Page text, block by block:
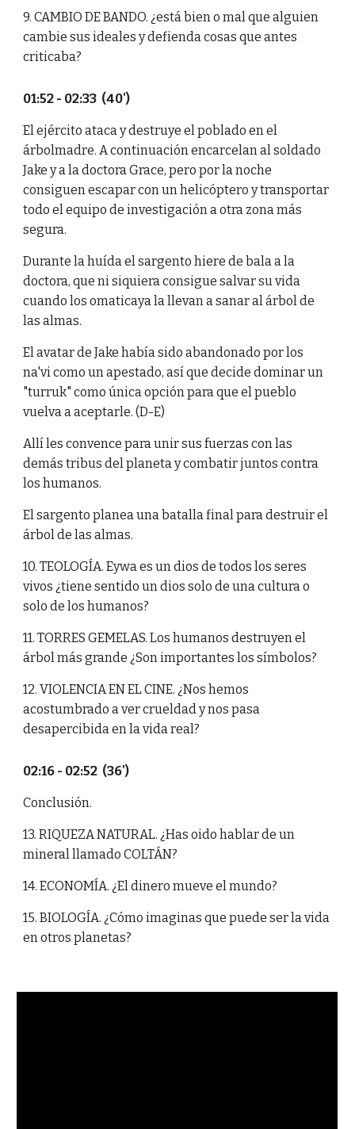
9. CAMBIO DE BANDO. ¿está bien o mal que alguien
cambie sus ideales y defienda cosas que antes
criticaba?
01:52 - 02:33 (40')
El ejército ataca y destruye el poblado en el
árbolmadre. A continuación encarcelan al soldado
Jake y a la doctora Grace, pero por la noche
consiguen escapar con un helicóptero y transportar
todo el equipo de investigación a otra zona más
segura.
Durante la huída el sargento hiere de bala a la
doctora, que ni siquiera consigue salvar su vida
cuando los omaticaya la llevan a sanar al árbol de
las almas.
El avatar de Jake había sido abandonado por los
na'vi como un apestado, así que decide dominar un
"turruk" como única opción para que el pueblo
vuelva a aceptarle. (D-E)
Allí les convence para unir sus fuerzas con las
demás tribus del planeta y combatir juntos contra
los humanos.
El sargento planea una batalla final para destruir el
árbol de las almas.
10. TEOLOGÍA. Eywa es un dios de todos los seres
vivos ¿tiene sentido un dios solo de una cultura o
solo de los humanos?
11. TORRES GEMELAS. Los humanos destruyen el
árbol más grande ¿Son importantes los símbolos?
12. VIOLENCIA EN EL CINE. ¿Nos hemos
acostumbrado a ver crueldad y nos pasa
desapercibida en la vida real?
02:16 - 02:52 (36')
Conclusión.
13. RIQUEZA NATURAL. ¿Has oido hablar de un
mineral llamado COLTÁN?
14. ECONOMÍA. ¿El dinero mueve el mundo?
15. BIOLOGÍA. ¿Cómo imaginas que puede ser la vida
en otros planetas?